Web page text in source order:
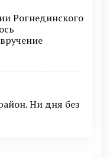
Рогнединского
Ни дня без